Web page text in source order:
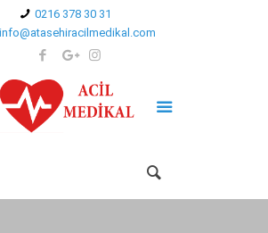
0216 378 30 31
info@atasehiracilmedikal.com